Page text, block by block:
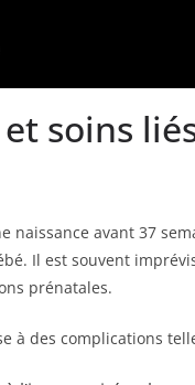
soins
naissance avant 37
Il est souvent
prénatales.
à des complications